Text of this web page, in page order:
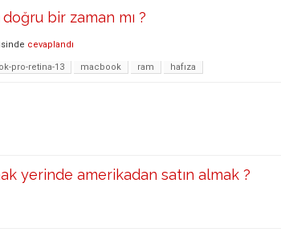
bir zaman mı ?
cevaplandı
pro-retina-13 macbook ram hafıza
yerinde amerikadan satın almak ?